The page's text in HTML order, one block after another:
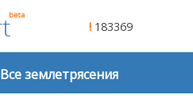
! 183369
Все землетрясения